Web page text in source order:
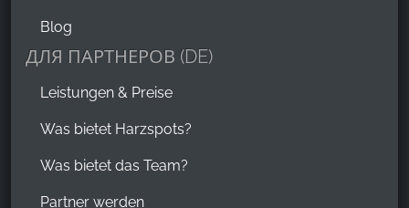
Blog
ДЛЯ ПАРТНЕРОВ (DE)
Leistungen & Preise
Was bietet Harzspots?
Was bietet das Team?
Partner werden